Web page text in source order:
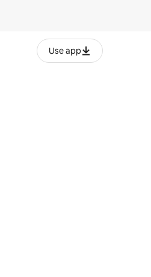
Use app